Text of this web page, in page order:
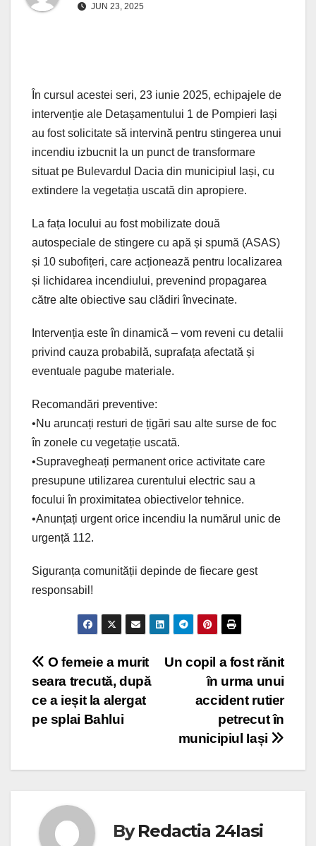
JUN 23, 2025
În cursul acestei seri, 23 iunie 2025, echipajele de
intervenție ale Detașamentului 1 de Pompieri Iași
au fost solicitate să intervină pentru stingerea unui
incendiu izbucnit la un punct de transformare
situat pe Bulevardul Dacia din municipiul Iași, cu
extindere la vegetația uscată din apropiere.
La fața locului au fost mobilizate două
autospeciale de stingere cu apă și spumă (ASAS)
și 10 subofițeri, care acționează pentru localizarea
și lichidarea incendiului, prevenind propagarea
către alte obiective sau clădiri învecinate.
Intervenția este în dinamică – vom reveni cu detalii
privind cauza probabilă, suprafața afectată și
eventuale pagube materiale.
Recomandări preventive:
•Nu aruncați resturi de țigări sau alte surse de foc
în zonele cu vegetație uscată.
•Supravegheați permanent orice activitate care
presupune utilizarea curentului electric sau a
focului în proximitatea obiectivelor tehnice.
•Anunțați urgent orice incendiu la numărul unic de
urgență 112.
Siguranța comunității depinde de fiecare gest
responsabil!
Post
navigation
Un copil a fost rănit
în urma unui
accident rutier
petrecut în
municipiul Iași
O femeie a murit
seara trecută, după
ce a ieșit la alergat
pe splai Bahlui
ByRedactia 24Iasi